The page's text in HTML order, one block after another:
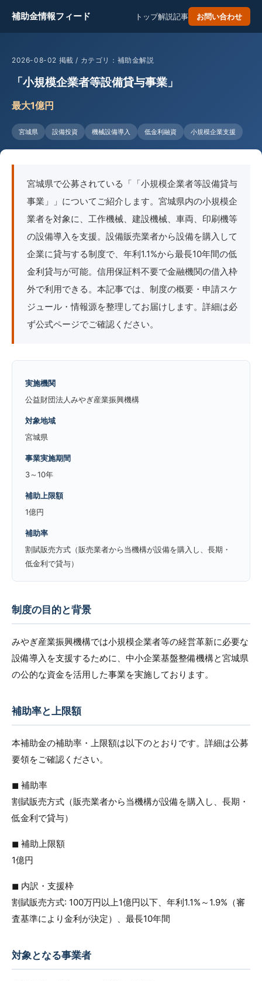
補助金情報フィード トップ解説記事 お問い合わせ
2026-08-02 掲載 / カテゴリ：補助金解説
「小規模企業者等設備貸与事業」
最大1億円
宮城県 設備投資 機械設備導入 低金利融資 小規模企業支援
宮城県で公募されている「「小規模企業者等設備貸与
事業」」についてご紹介します。宮城県内の小規模企
業者を対象に、工作機械、建設機械、車両、印刷機等
の設備導入を支援。設備販売業者から設備を購入して
企業に貸与する制度で、年利1.1%から最長10年間の低
金利貸与が可能。信用保証料不要で金融機関の借入枠
外で利用できる。本記事では、制度の概要・申請スケ
ジュール・情報源を整理してお届けします。詳細は必
ず公式ページでご確認ください。
実施機関
公益財団法人みやぎ産業振興機構
対象地域
宮城県
事業実施期間
3～10年
補助上限額
1億円
補助率
割賦販売方式（販売業者から当機構が設備を購入し、長期・
低金利で貸与）
制度の目的と背景
みやぎ産業振興機構では小規模企業者等の経営革新に必要な
設備導入を支援するために、中小企業基盤整備機構と宮城県
の公的な資金を活用した事業を実施しております。
補助率と上限額
本補助金の補助率・上限額は以下のとおりです。詳細は公募
要領をご確認ください。
◼︎ 補助率
割賦販売方式（販売業者から当機構が設備を購入し、長期・
低金利で貸与）
◼︎ 補助上限額
1億円
◼︎ 内訳・支援枠
割賦販売方式: 100万円以上1億円以下、年利1.1%～1.9%（審
査基準により金利が決定）、最長10年間
対象となる事業者